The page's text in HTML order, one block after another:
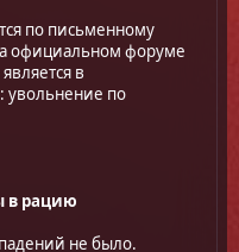
по письменному
официальном форуме
в
увольнение по
в рацию
не было.